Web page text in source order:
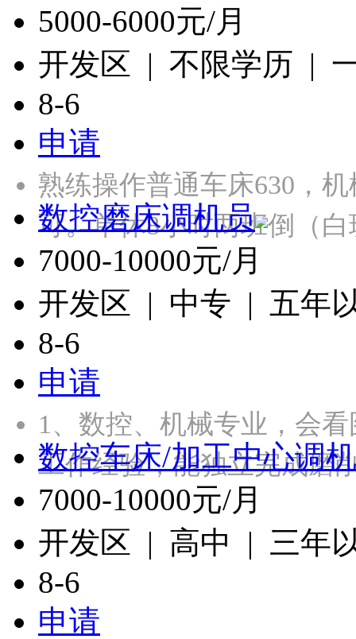
5000-6000元/月
开发区 | 不限学历 |
8-6
申请
熟练操作普通车床630，
可。单休8小时两班倒（
数控磨床调机员
7000-10000元/月
开发区 | 中专 | 五年
8-6
申请
1、数控、机械专业，会
工作经验，能独立完成
数控车床/加工中心调
7000-10000元/月
开发区 | 高中 | 三年
8-6
申请